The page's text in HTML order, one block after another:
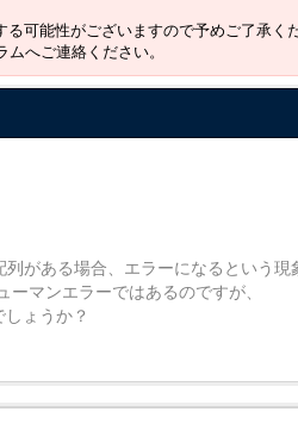
可能性がございますので予めご了承くだ
へご連絡ください。
がある場合、エラーになるという現
マンエラーではあるのですが、
ょうか？